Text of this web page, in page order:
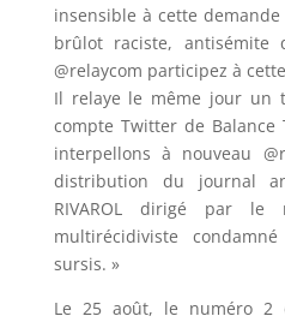
insensible à cette
brûlot raciste, antisémite
@relaycom participez à
Il relaye le même jour un
compte Twitter de
interpellons à nouveau
distribution du journal
RIVAROL dirigé par le
multirécidiviste
sursis. »
Le 25 août, le numéro 2